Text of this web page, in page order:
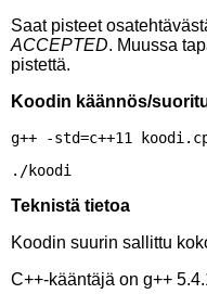
Saat pisteet
ACCEPTED. Muussa
pistettä.
Koodin käännös/
Teknistä tietoa
Koodin suurin sallittu
C++-kääntäjä on g++